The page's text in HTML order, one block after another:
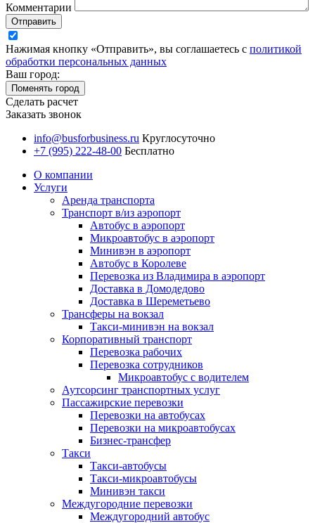
Комментарии
Отправить
Нажимая кнопку «Отправить», вы соглашаетесь с политикой
обработки персональных данных
Ваш город:
Поменять город
Сделать расчет
Заказать звонок
info@busforbusiness.ru Круглосуточно
+7 (995) 222-48-00 Бесплатно
О компании
Услуги
Аренда транспорта
Транспорт в/из аэропорт
Автобус в аэропорт
Микроавтобус в аэропорт
Минивэн в аэропорт
Автобус в Королеве
Перевозка из Владимира в аэропорт
Доставка в Домодедово
Доставка в Шереметьево
Трансферы на вокзал
Такси-минивэн на вокзал
Корпоративный транспорт
Перевозка рабочих
Перевозка сотрудников
Микроавтобус с водителем
Аутсорсинг транспортных услуг
Пассажирские перевозки
Перевозки на автобусах
Перевозки на микроавтобусах
Бизнес-трансфер
Такси
Такси-автобусы
Такси-микроавтобусы
Минивэн такси
Междугородние перевозки
Междугородний автобус